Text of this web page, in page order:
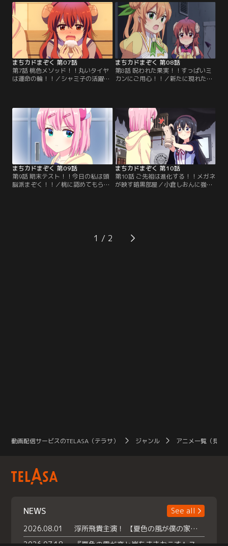
つの間にかついて来ていた桃を良子
に目撃されてしまう！良子に語って
いた魔法少女との戦いの話が盛りに
盛った嘘だとバレてしまうのを恐れ
たシャミ子は…。【提供：バンダイ
チャンネル】
暗示をかけること。しかし侵入した
空間はヘドロまみれで、そこにいた
のは今よりも髪が長くて背の小さい
子供の桃だった！戸惑うシャミ子、
果たして思惑通り桃の生き血を手に
入れることができるのか！？【提
供：バンダイチャンネル】
まちカドまぞく 第07話
第7話 桃色メソッド！！丸いタイヤ
は運命の輪！！／シャミ子の活躍に
です！！」清子の申し渡しで喜びを
分かち合う吉田家。しかし、一得一
失。魔力が減少した桃との約束で町
を守るのを手伝うことになったシャ
ミ子の修行は一段と厳しくなり、そ
して、新たな刺客も--！？【提供：
バンダイチャンネル】
まちカドまぞく 第08話
第8話 呪われた果実！！すっぱいミ
カンにご用心！！／新たに現れた魔
ち解けるシャミ子。そして、ミカン
も加えたある日の放課後トレーニン
グの最中、いつにも増して強引な桃
に尻込みしながらも、ミカンが漏ら
した桃の秘密を聞いたシャミ子の心
に、ある思いが…。【提供：バンダ
イチャンネル】
まちカドまぞく 第09話
第9話 期末テスト！！今日の私は頭
脳派まぞく！！／桃に認めてもらい
が……。果たしてシャミ子は悪魔の
囁きに乗ってしまうのか！？そし
まちカドまぞく 第10話
第10話 ご先祖は進化する！！メガネ
が映す暗黒部屋／小倉しおんに強引
てもらうため良子を連れて桃の家へ
と出向いたシャミ子は、桃が魔法少
1
動画配信サービスのTELASA（テラサ） ジャンル アニメ一覧（見放
NEWS
See all
2026.08.01
浮所飛貴主演！ 【夏色の風が僕の家にやってきた】 本日よりテラサで独占配信スタート！